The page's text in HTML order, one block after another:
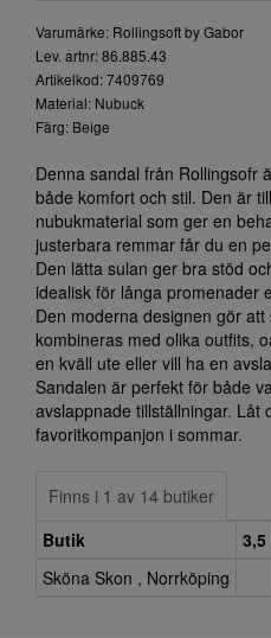
Varumärke: Rollingsoft by Gabor
Lev. artnr: 86.885.43
Artikelkod: 7409769
Material: Nubuck
Färg: Beige
Denna sandal från Rollingsofr
både komfort och stil. Den är
nubukmaterial som ger en
justerbara remmar får du en
Den lätta sulan ger bra stöd
idealisk för långa promenader
Den moderna designen gör
kombineras med olika outfits,
en kväll ute eller vill ha en
Sandalen är perfekt för både
avslappnade tillställningar. Låt
favoritkompanjon i sommar.
Finns i 1 av 14 butiker
Butik
3,5
Sköna Skon , Norrköping